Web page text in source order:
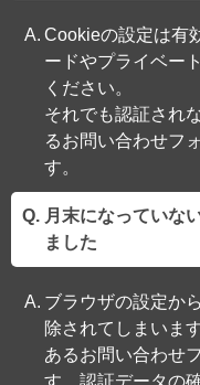
Cookieの設定は有
ードやプライベー
ください。
それでも認証され
るお問い合わせフ
す。
月末になっていな
ました
ブラウザの設定か
除されてしまいま
あるお問い合わせ